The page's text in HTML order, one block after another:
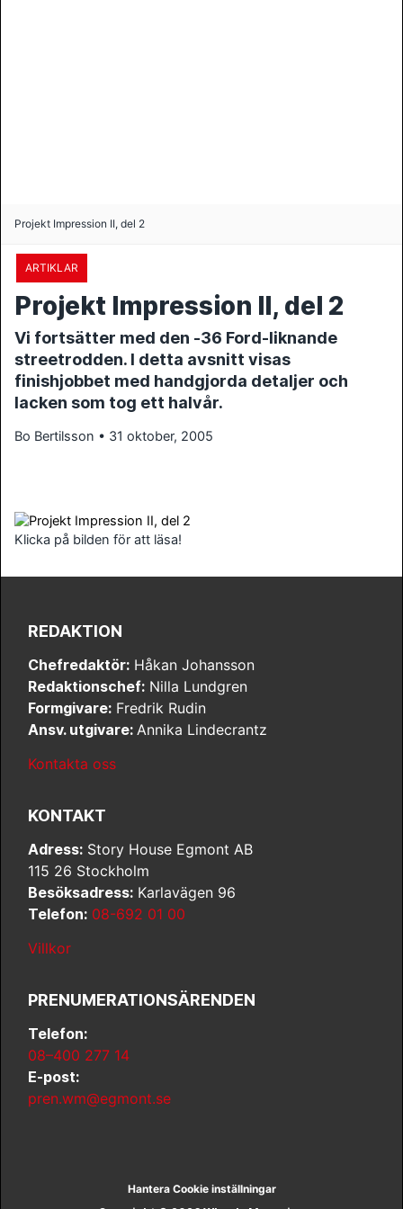
Projekt Impression II, del 2
ARTIKLAR
Projekt Impression II, del 2
Vi fortsätter med den -36 Ford-liknande
streetrodden. I detta avsnitt visas
finishjobbet med handgjorda detaljer och
lacken som tog ett halvår.
Bo Bertilsson • 31 oktober, 2005
Klicka på bilden för att läsa!
REDAKTION
Chefredaktör: Håkan Johansson
Redaktionschef: Nilla Lundgren
Formgivare: Fredrik Rudin
Ansv. utgivare: Annika Lindecrantz
Kontakta oss
KONTAKT
Adress: Story House Egmont AB
115 26 Stockholm
Besöksadress: Karlavägen 96
Telefon: 08-692 01 00
Villkor
PRENUMERATIONSÄRENDEN
Telefon:
08–400 277 14
E-post:
pren.wm@egmont.se
Hantera Cookie inställningar